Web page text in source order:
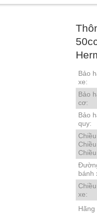
Bảo
xe:
Bảo
cơ:
Bảo
quy:
bánh
xe:
Hãng